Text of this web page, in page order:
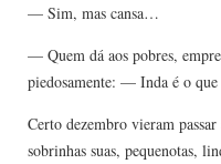
— Sim, mas cansa…
— Quem dá aos pobres,
piedosamente: — Inda é o
Certo dezembro vieram
sobrinhas suas, pequenotas,